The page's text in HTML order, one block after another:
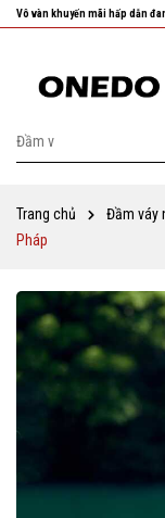
Nhanh tay chọn cho mình
Trang chủ Đầm váy
Pháp